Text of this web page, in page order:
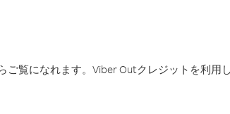
覧になれます。Viber Outクレジットを利用